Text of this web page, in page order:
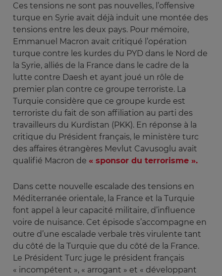
Ces tensions ne sont pas nouvelles, l’offensive
turque en Syrie avait déjà induit une montée des
tensions entre les deux pays. Pour mémoire,
Emmanuel Macron avait critiqué l’opération
turque contre les kurdes du PYD dans le Nord de
la Syrie, alliés de la France dans le cadre de la
lutte contre Daesh et ayant joué un rôle de
premier plan contre ce groupe terroriste. La
Turquie considère que ce groupe kurde est
terroriste du fait de son affiliation au parti des
travailleurs du Kurdistan (PKK). En réponse à la
critique du Président français, le ministère turc
des affaires étrangères Mevlut Cavusoglu avait
qualifié Macron de « sponsor du terrorisme ».
Dans cette nouvelle escalade des tensions en
Méditerranée orientale, la France et la Turquie
font appel à leur capacité militaire, d’influence
voire de nuisance. Cet épisode s’accompagne en
outre d’une escalade verbale très virulente tant
du côté de la Turquie que du côté de la France.
Le Président Turc juge le président français
« incompétent », « arrogant » et « développant